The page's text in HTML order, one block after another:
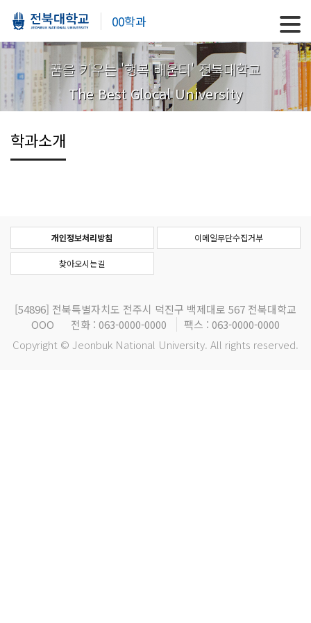
00학과
꿈을 키우는 '행복 배움터' 전북대학교
The Best Glocal University
학과소개
개인정보처리방침 이메일무단수집거부
찾아오시는길
[54896] 전북특별자치도 전주시 덕진구 백제대로 567 전북대학교
OOO
전화 : 063-0000-0000
팩스 : 063-0000-0000
Copyright © Jeonbuk National University. All rights reserved.